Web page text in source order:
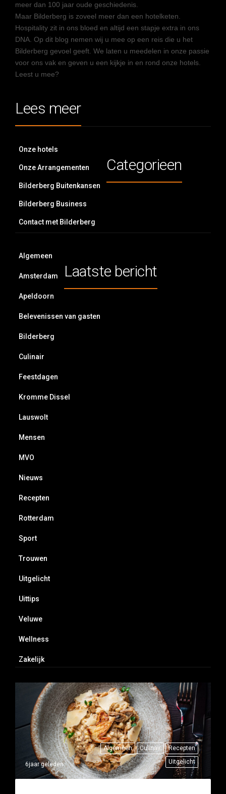
meer dan 100 jaar oude geschiedenis.
Maar Bilderberg is zoveel meer dan een hotelketen.
Hospitality zit in ons bloed en altijd een stapje extra in ons
DNA. Op dit blog nemen wij u mee op een reis die u het
Bilderberg gevoel geeft. We laten u meedelen in onze passie
voor ons vak en geven u een kijkje in en rond onze hotels.
Leest u mee?
Lees meer
Onze hotels
Onze Arrangementen
Bilderberg Buitenkansen
Bilderberg Business
Contact met Bilderberg
Categorieen
Algemeen
Amsterdam
Apeldoorn
Belevenissen van gasten
Bilderberg
Culinair
Feestdagen
Kromme Dissel
Lauswolt
Mensen
MVO
Nieuws
Recepten
Rotterdam
Sport
Trouwen
Uitgelicht
Uittips
Veluwe
Wellness
Zakelijk
Laatste bericht
Algemeen Culinair
Recepten
Uitgelicht
6jaar geleden